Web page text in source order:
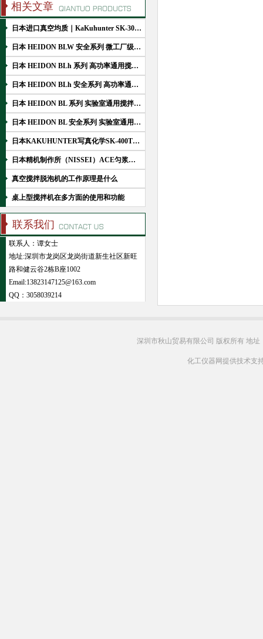
相关文章
日本进口真空均质｜KaKuhunter SK-300SII搅拌脱泡机工作原理简介
日本 HEIDON BLW 安全系列 微工厂级搅拌机
日本 HEIDON BLh 系列 高功率通用搅拌机的性能特点
日本 HEIDON BLh 安全系列 高功率通用搅拌机简介
日本 HEIDON BL 系列 实验室通用搅拌机主要特点介绍
日本 HEIDON BL 安全系列 实验室通用搅拌机简介
日本KAKUHUNTER写真化学SK-400TR强力搅拌脱泡机技术解析
日本精机制作所（NISSEI）ACE匀浆搅拌乳化机技术解析
真空搅拌脱泡机的工作原理是什么
桌上型搅拌机在多方面的使用和功能
联系我们
联系人：谭女士
地址:深圳市龙岗区龙岗街道新生社区新旺
路和健云谷2栋B座1002
Email:13823147125@163.com
QQ： 3058039214
深圳市秋山贸易有限公司 版权所有 地
化工仪器网提供技术支